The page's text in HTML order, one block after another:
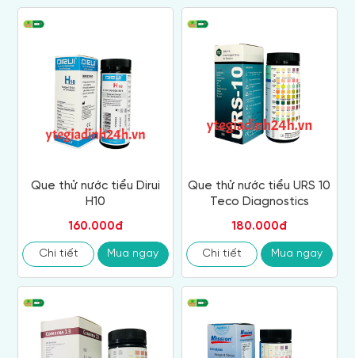
Que thử nước tiểu Dirui
H10
160.000đ
Chi tiết Mua ngay
Que thử nước tiểu URS 10
Teco Diagnostics
180.000đ
Chi tiết Mua ngay